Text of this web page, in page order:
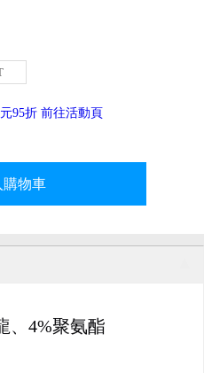
元95折 前往活動頁
購物車
、4%聚氨酯